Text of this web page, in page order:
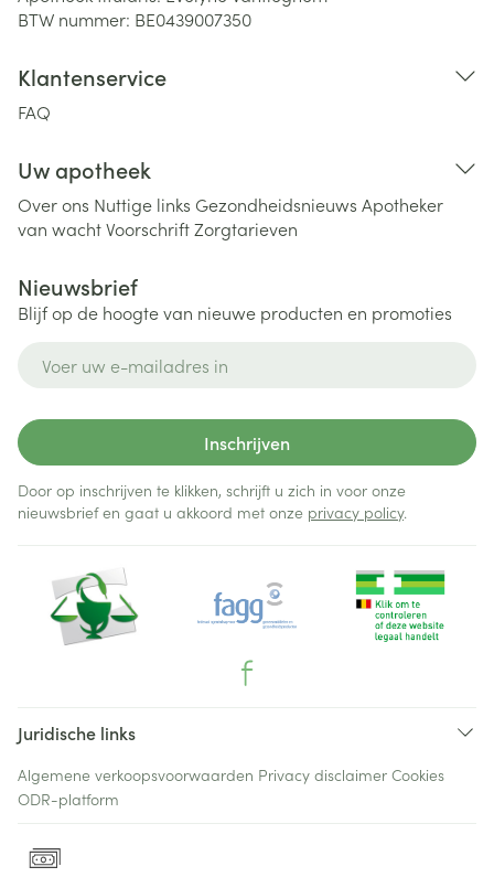
BTW nummer: BE0439007350
Klantenservice
FAQ
Uw apotheek
Over ons Nuttige links Gezondheidsnieuws Apotheker
van wachtVoorschriftZorgtarieven
Nieuwsbrief
Blijf op de hoogte van nieuwe producten en promoties
Inschrijven
Door op inschrijven te klikken, schrijft u zich in voor onze
nieuwsbrief en gaat u akkoord met onze privacy policy.
Juridische links
Algemene verkoopsvoorwaarden Privacy disclaimer Cookies
ODR-platform